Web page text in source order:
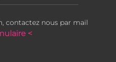
contactez nous par mail
<